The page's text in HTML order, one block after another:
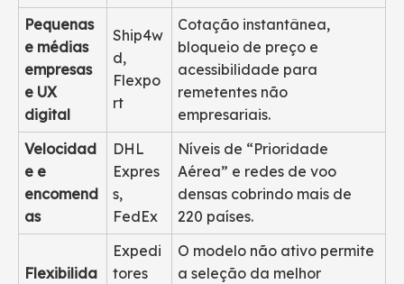
Pequenas
e médias
empresas
e UX
digital
Ship4w
d,
Flexpo
rt
Cotação instantânea,
bloqueio de preço e
acessibilidade para
remetentes não
empresariais.
Velocidad
e e
encomend
as
DHL
Expres
s,
FedEx
Níveis de “Prioridade
Aérea” e redes de voo
densas cobrindo mais de
220 países.
Flexibilida
Expedi
tores
O modelo não ativo permite
a seleção da melhor